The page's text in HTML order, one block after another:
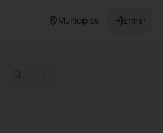
Municípios Entrar